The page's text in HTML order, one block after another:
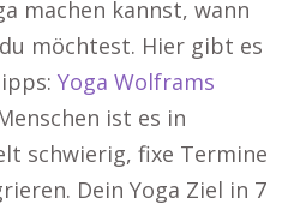
machen kannst, wann
möchtest. Hier gibt es
Yoga Wolframs
ist es in
schwierig, fixe Termine
Dein Yoga Ziel in 7